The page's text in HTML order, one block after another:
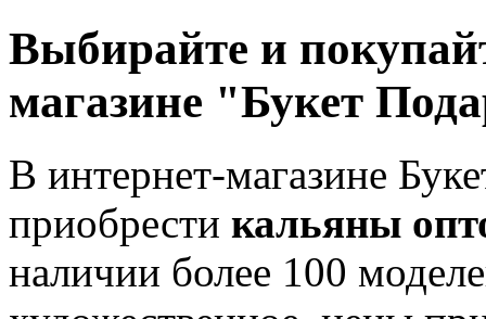
Выбирайте и
магазине "Букет
В интернет-магазине
приобрести кальяны
наличии более 100